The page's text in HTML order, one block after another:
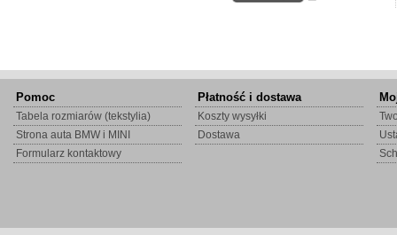
Pomoc
Tabela rozmiarów (tekstylia)
Strona auta BMW i MINI
Formularz kontaktowy
Płatność i dostawa
Koszty wysyłki
Dostawa